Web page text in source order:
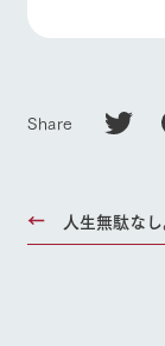
Share
人生無駄な